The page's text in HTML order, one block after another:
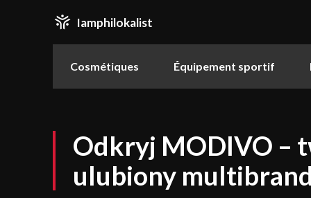
Iamphilokalist
Cosmétiques Équipement sportif
Odkryj MODIVO –
ulubiony